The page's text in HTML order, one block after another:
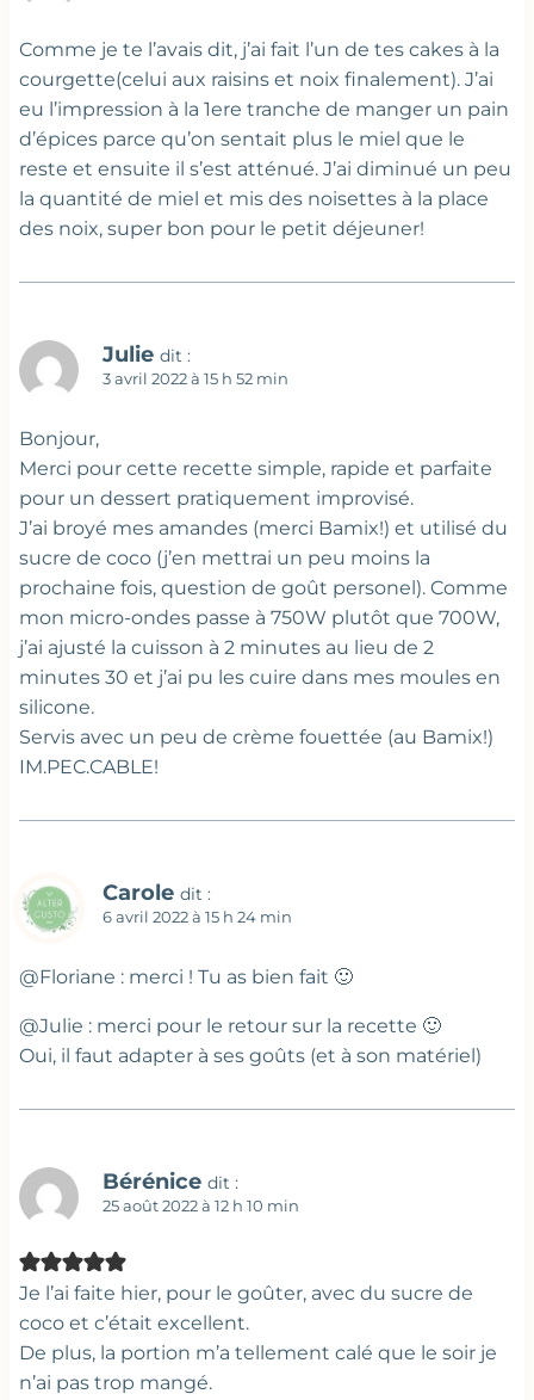
Comme je te l’avais dit, j’ai fait l’un de tes cakes à la
courgette(celui aux raisins et noix finalement). J’ai
eu l’impression à la 1ere tranche de manger un pain
d’épices parce qu’on sentait plus le miel que le
reste et ensuite il s’est atténué. J’ai diminué un peu
la quantité de miel et mis des noisettes à la place
des noix, super bon pour le petit déjeuner!
Julie dit :
3 avril 2022 à 15 h 52 min
Bonjour,
Merci pour cette recette simple, rapide et parfaite
pour un dessert pratiquement improvisé.
J’ai broyé mes amandes (merci Bamix!) et utilisé du
sucre de coco (j’en mettrai un peu moins la
prochaine fois, question de goût personel). Comme
mon micro-ondes passe à 750W plutôt que 700W,
j’ai ajusté la cuisson à 2 minutes au lieu de 2
minutes 30 et j’ai pu les cuire dans mes moules en
silicone.
Servis avec un peu de crème fouettée (au Bamix!)
IM.PEC.CABLE!
Carole dit :
6 avril 2022 à 15 h 24 min
@Floriane : merci ! Tu as bien fait 🙂
@Julie : merci pour le retour sur la recette 🙂
Oui, il faut adapter à ses goûts (et à son matériel)
Bérénice dit :
25 août 2022 à 12 h 10 min
Je l’ai faite hier, pour le goûter, avec du sucre de
coco et c’était excellent.
De plus, la portion m’a tellement calé que le soir je
n’ai pas trop mangé.